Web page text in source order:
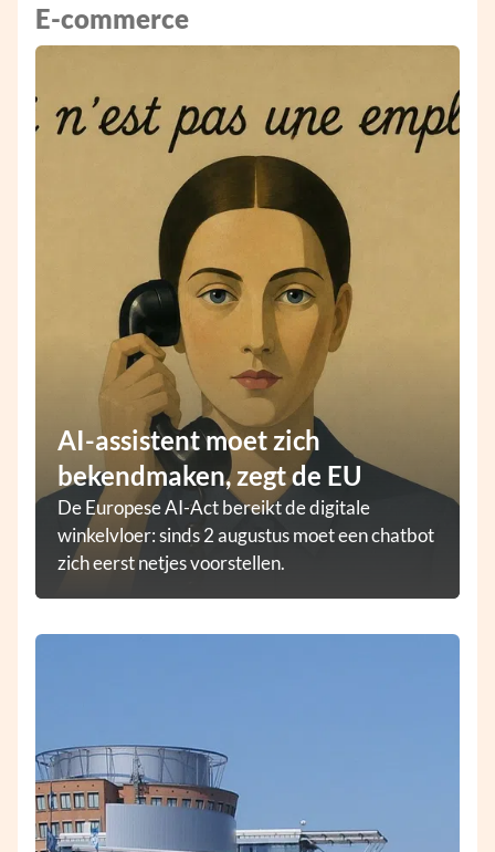
E-commerce
AI-assistent moet zich
bekendmaken, zegt de EU
De Europese AI-Act bereikt de digitale
winkelvloer: sinds 2 augustus moet een chatbot
zich eerst netjes voorstellen.